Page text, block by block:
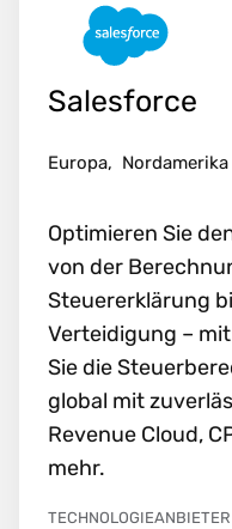
Salesforce
Europa, Nordamerika
Optimieren Sie
von der
Steuererklärung
Verteidigung –
Sie die
global mit
Revenue Cloud,
mehr.
TECHNOLOGIEANBIETER